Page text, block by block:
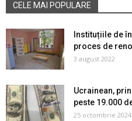
CELE MAI POPULARE
Instituțiile de
proces de
3 august 2022
Ucrainean,
peste 19.000
25 octombrie 2024